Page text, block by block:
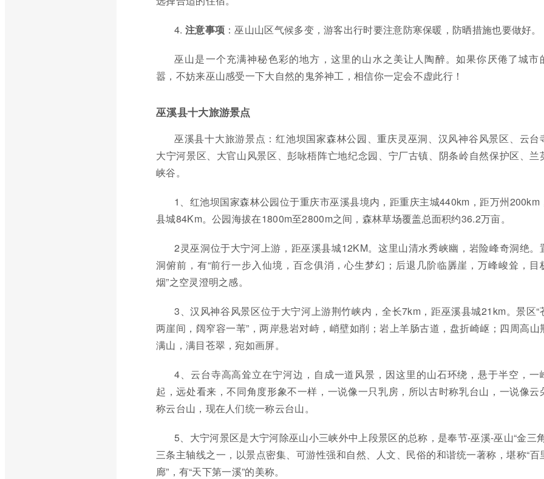
4. 注意事项 ：巫山山区气候多变，游客出行时要注意防寒保暖，防晒措施也要做好。
巫山是一个充满神秘色彩的地方，这里的山水之美让人陶醉。如果你厌倦了城市
嚣，不妨来巫山感受一下大自然的鬼斧神工，相信你一定会不虚此行！
巫溪县十大旅游景点
巫溪县十大旅游景点：红池坝国家森林公园、重庆灵巫洞、汉风神谷风景区、云台
大宁河景区、大官山风景区、彭咏梧阵亡地纪念园、宁厂古镇、阴条岭自然保护区、兰
峡谷。
1、红池坝国家森林公园位于重庆市巫溪县境内，距重庆主城440km，距万州200km
县城84Km。公园海拔在1800m至2800m之间，森林草场覆盖总面积约36.2万亩。
2灵巫洞位于大宁河上游，距巫溪县城12KM。这里山清水秀峡幽，岩险峰奇洞绝。
洞俯前，有“前行一步入仙境，百念俱消，心生梦幻；后退几阶临羼崖，万峰峻耸，目
烟”之空灵澄明之感。
3、汉风神谷风景区位于大宁河上游荆竹峡内，全长7km，距巫溪县城21km。景区“
两崖间，阔窄容一苇”，两岸悬岩对峙，峭壁如削；岩上羊肠古道，盘折崎岖；四周高山
满山，满目苍翠，宛如画屏。
4、云台寺高高耸立在宁河边，自成一道风景，因这里的山石环绕，悬于半空，一
起，远处看来，不同角度形象不一样，一说像一只乳房，所以古时称乳台山，一说像云
称云台山，现在人们统一称云台山。
5、大宁河景区是大宁河除巫山小三峡外中上段景区的总称，是奉节-巫溪-巫山“金三
三条主轴线之一，以景点密集、可游性强和自然、人文、民俗的和谐统一著称，堪称“百
廊”，有“天下第一溪”的美称。